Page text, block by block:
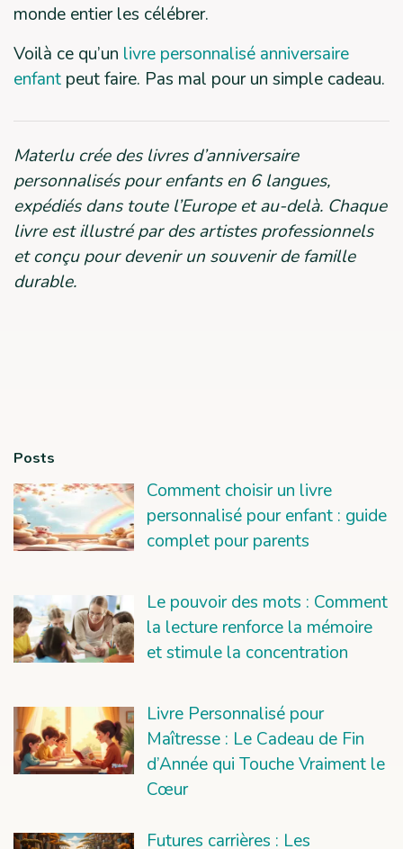
monde entier les célébrer.
Voilà ce qu’un livre personnalisé anniversaire
enfant peut faire. Pas mal pour un simple cadeau.
Materlu crée des livres d’anniversaire
personnalisés pour enfants en 6 langues,
expédiés dans toute l’Europe et au-delà. Chaque
livre est illustré par des artistes professionnels
et conçu pour devenir un souvenir de famille
durable.
Posts
Comment choisir un livre
personnalisé pour enfant : guide
complet pour parents
Le pouvoir des mots : Comment
la lecture renforce la mémoire
et stimule la concentration
Livre Personnalisé pour
Maîtresse : Le Cadeau de Fin
d’Année qui Touche Vraiment le
Cœur
Futures carrières : Les